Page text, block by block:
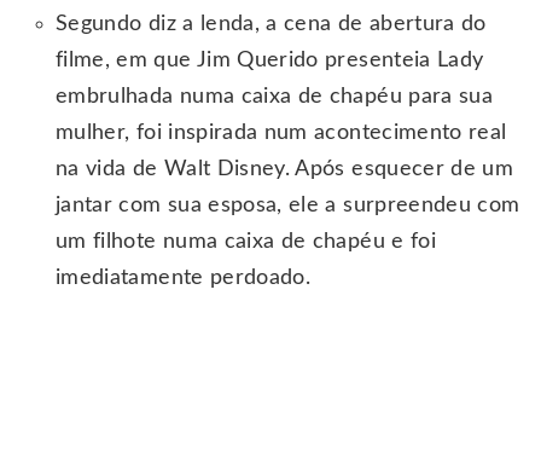
Segundo diz a lenda, a cena de abertura do
filme, em que Jim Querido presenteia Lady
embrulhada numa caixa de chapéu para sua
mulher, foi inspirada num acontecimento real
na vida de Walt Disney. Após esquecer de um
jantar com sua esposa, ele a surpreendeu com
um filhote numa caixa de chapéu e foi
imediatamente perdoado.